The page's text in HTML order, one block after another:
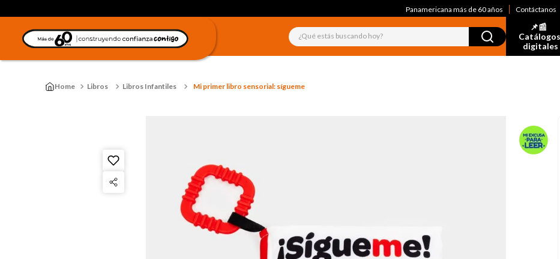
Panamericana más de 60 años Contáctanos
¿Qué estás buscando hoy?
📌📰
Catálogos
digitales
Libros Libros Infantiles Mi primer libro sensorial: sígueme